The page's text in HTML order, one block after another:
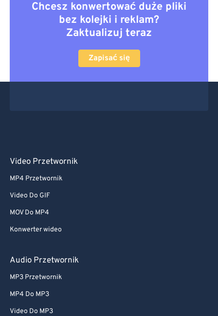
Chcesz konwertować duże pliki
bez kolejki i reklam?
Zaktualizuj teraz
Zapisać się
Video Przetwornik
MP4 Przetwornik
Video Do GIF
MOV Do MP4
Konwerter wideo
Audio Przetwornik
MP3 Przetwornik
MP4 Do MP3
Video Do MP3